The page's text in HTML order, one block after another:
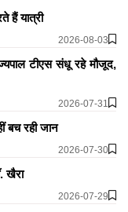
हैं यात्री
2026-08-03
टीएस संधू रहे मौजूद,
2026-07-31
बच रही जान
2026-07-30
खैरा
2026-07-29